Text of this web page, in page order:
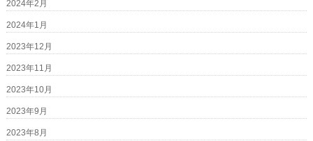
2024年2月
2024年1月
2023年12月
2023年11月
2023年10月
2023年9月
2023年8月